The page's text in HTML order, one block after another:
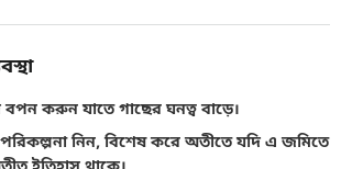
করুন যাতে গাছের ঘনত্ব বাড়ে।
নিন, বিশেষ করে অতীতে যদি এ জমিতে